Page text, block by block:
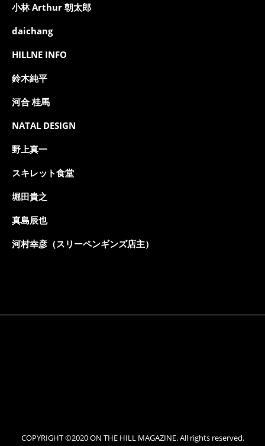
小林 Arthur 朝太郎
daichang
HILLNE INFO
鈴木純平
河合 桂馬
NATAL DESIGN
野上真一
スキレット食堂
堀田貴之
真島辰也
河村幸彦（スリーペンギンズ店主）
COPYRIGHT ©2020 ON THE HILL MAGAZINE. All rights reserved.